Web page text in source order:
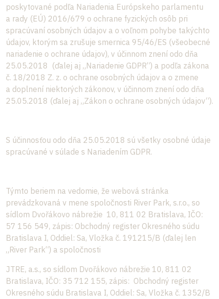
poskytované podľa Nariadenia Európskeho parlamentu
a rady (EÚ) 2016/679 o ochrane fyzických osôb pri
spracúvaní osobných údajov a o voľnom pohybe takýchto
údajov, ktorým sa zrušuje smernica 95/46/ES (všeobecné
nariadenie o ochrane údajov), v účinnom znení odo dňa
25.05.2018 (ďalej aj „Nariadenie GDPR“) a podľa zákona
č. 18/2018 Z. z. o ochrane osobných údajov a o zmene
a doplnení niektorých zákonov, v účinnom znení odo dňa
25.05.2018 (ďalej aj „Zákon o ochrane osobných údajov“).
S účinnosťou odo dňa 25.05.2018 sú všetky osobné údaje
spracúvané v súlade s Nariadením GDPR.
Týmto beriem na vedomie, že webová stránka
prevádzkovaná v mene spoločnosti River Park, s.r.o., so
sídlom Dvořákovo nábrežie 10, 811 02 Bratislava, IČO:
57 156 549, zápis: Obchodný register Okresného súdu
Bratislava I, Oddiel: Sa, Vložka č. 191215/B (ďalej len
„River Park“) a spoločnosti
JTRE, a.s., so sídlom Dvořákovo nábrežie 10, 811 02
Bratislava, IČO: 35 712 155, zápis: Obchodný register
Okresného súdu Bratislava I, Oddiel: Sa, Vložka č. 1352/B